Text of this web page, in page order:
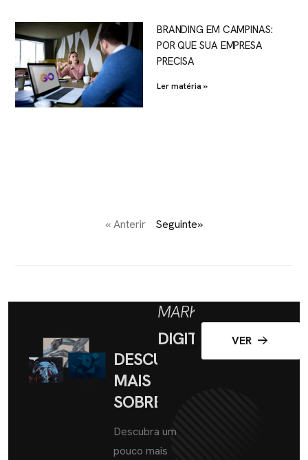
BRANDING EM CAMPINAS:
POR QUE SUA EMPRESA
PRECISA
Ler matéria »
« Anterir Seguinte»
DESCUBRA
MAIS
SOBRE
MARKETING
DIGITAL
Descubra um
pouco mais
VER